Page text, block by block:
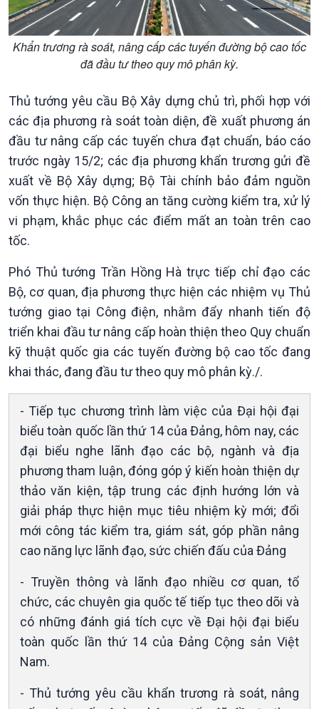
Kinh tế
Trước giờ mở cửa
Dòng chảy Kinh tế
Sức sống hàng Việt
Tuyên chiến với gian lận
thương mại
Nông nghiệp & Biển đảo
Tin Nông nghiệp & Biển
đảo
Mùa vàng
đảo
Tìm hiểu biển, đảo Việt
Nam
Xã hội
Tin Đời sống & Xã hội
360 độ Sức khỏe
Chuyển đổi Xanh
Tài nguyên và Môi trường
Chuyên gia của bạn
Xã hội chuyển động
Bước chân đến trường
Khoa học & Công nghệ
Tin Khoa học & Công nghệ
Kết nối công nghệ
Sống chung với biến đổi
khí hậu
Khẩn trương rà soát, nâng cấp các tuyến đường bộ cao tốc
đã đầu tư theo quy mô phân kỳ.
Thủ tướng yêu cầu Bộ Xây dựng chủ trì, phối hợp với
các địa phương rà soát toàn diện, đề xuất phương án
đầu tư nâng cấp các tuyến chưa đạt chuẩn, báo cáo
trước ngày 15/2; các địa phương khẩn trương gửi đề
xuất về Bộ Xây dựng; Bộ Tài chính bảo đảm nguồn
vốn thực hiện. Bộ Công an tăng cường kiểm tra, xử lý
vi phạm, khắc phục các điểm mất an toàn trên cao
tốc.
Phó Thủ tướng Trần Hồng Hà trực tiếp chỉ đạo các
Bộ, cơ quan, địa phương thực hiện các nhiệm vụ Thủ
tướng giao tại Công điện, nhằm đẩy nhanh tiến độ
triển khai đầu tư nâng cấp hoàn thiện theo Quy chuẩn
kỹ thuật quốc gia các tuyến đường bộ cao tốc đang
khai thác, đang đầu tư theo quy mô phân kỳ./.
- Tiếp tục chương trình làm việc của Đại hội đại
biểu toàn quốc lần thứ 14 của Đảng, hôm nay, các
đại biểu nghe lãnh đạo các bộ, ngành và địa
phương tham luận, đóng góp ý kiến hoàn thiện dự
thảo văn kiện, tập trung các định hướng lớn và
giải pháp thực hiện mục tiêu nhiệm kỳ mới; đổi
mới công tác kiểm tra, giám sát, góp phần nâng
cao năng lực lãnh đạo, sức chiến đấu của Đảng
- Truyền thông và lãnh đạo nhiều cơ quan, tổ
chức, các chuyên gia quốc tế tiếp tục theo dõi và
có những đánh giá tích cực về Đại hội đại biểu
toàn quốc lần thứ 14 của Đảng Cộng sản Việt
Nam.
- Thủ tướng yêu cầu khẩn trương rà soát, nâng